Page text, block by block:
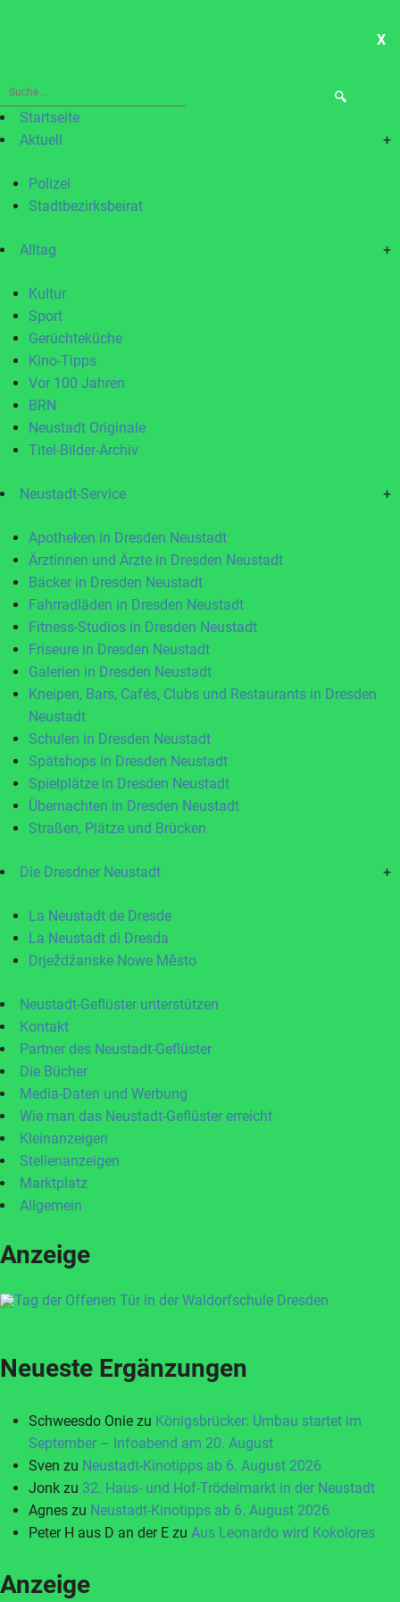
X
Suche
nach:Startseite
Aktuell
+
Polizei
Stadtbezirksbeirat
Alltag +
Kultur
Sport
Gerüchteküche
Kino-Tipps
Vor 100 Jahren
BRN
Neustadt Originale
Titel-Bilder-Archiv
Neustadt-Service +
Apotheken in Dresden Neustadt
Ärztinnen und Ärzte in Dresden Neustadt
Bäcker in Dresden Neustadt
Fahrradläden in Dresden Neustadt
Fitness-Studios in Dresden Neustadt
Friseure in Dresden Neustadt
Galerien in Dresden Neustadt
Kneipen, Bars, Cafés, Clubs und Restaurants in Dresden
Neustadt
Schulen in Dresden Neustadt
Spätshops in Dresden Neustadt
Spielplätze in Dresden Neustadt
Übernachten in Dresden Neustadt
Straßen, Plätze und Brücken
Die Dresdner Neustadt +
La Neustadt de Dresde
La Neustadt di Dresda
Drježdźanske Nowe Město
Neustadt-Geflüster unterstützen
Kontakt
Partner des Neustadt-Geflüster
Die Bücher
Media-Daten und Werbung
Wie man das Neustadt-Geflüster erreicht
Kleinanzeigen
Stellenanzeigen
Marktplatz
Allgemein
Anzeige
Neueste Ergänzungen
Schweesdo Onie zu Königsbrücker: Umbau startet im
September – Infoabend am 20. August
Sven zu Neustadt-Kinotipps ab 6. August 2026
Jonk zu 32. Haus- und Hof-Trödelmarkt in der Neustadt
Agnes zu Neustadt-Kinotipps ab 6. August 2026
Peter H aus D an der E zu Aus Leonardo wird Kokolores
Anzeige